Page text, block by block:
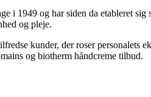
i 1949 og har siden da etableret
og pleje.
kunder, der roser personalets
og biotherm håndcreme tilbud.